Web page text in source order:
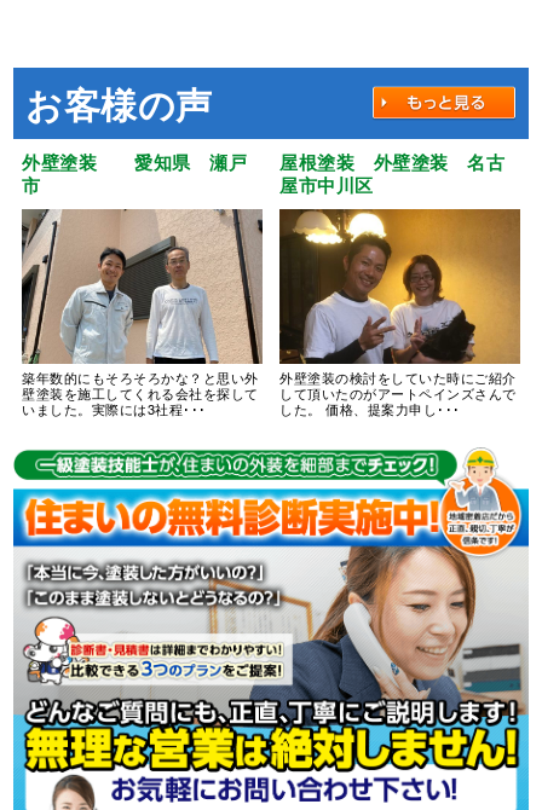
お客様の声
外壁塗装 愛知県 瀬戸
市
築年数的にもそろそろかな？と思い外
壁塗装を施工してくれる会社を探して
いました。実際には3社程･･･
屋根塗装 外壁塗装 名古
屋市中川区
外壁塗装の検討をしていた時にご紹介
して頂いたのがアートペインズさんで
した。 価格、提案力申し･･･